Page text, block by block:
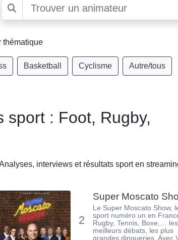
thématique
Basketball Cyclisme Autre/tous
sport : Foot, Rugby,
interviews et résultats sport en
2
Super Moscato
Le Super Moscato Show,
sport numéro un en
Rugby, Tennis, Boxe,… les
meilleurs débats, les plus
grandes dingueries. Avec